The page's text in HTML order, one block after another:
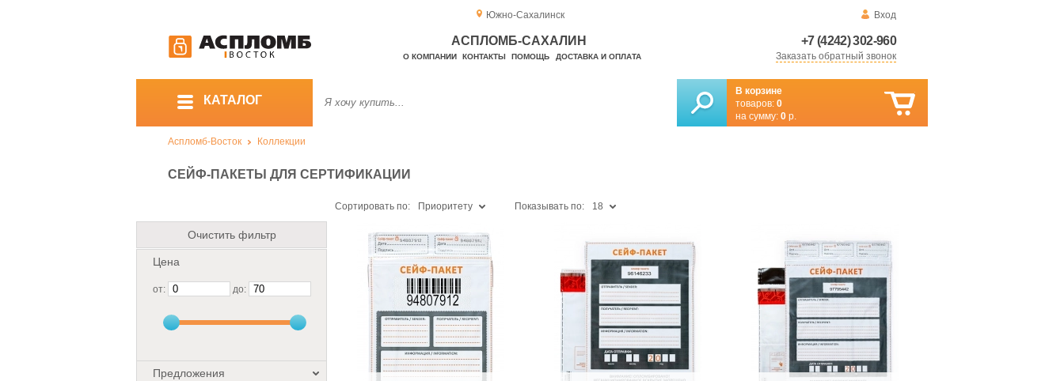
Южно-Сахалинск Вход
+7 (4242) 302-960
Заказать обратный звонок
АСПЛОМБ-САХАЛИН
О КОМПАНИИ КОНТАКТЫ ПОМОЩЬ ДОСТАВКА И ОПЛАТА
КАТАЛОГ
В корзине
товаров: 0
на сумму: 0 р.
Аспломб-Восток Коллекции
СЕЙФ-ПАКЕТЫ ДЛЯ СЕРТИФИКАЦИИ
Очистить фильтр
Цена
от: до:
Предложения
Сортировать по: Приоритету Показывать по: 18